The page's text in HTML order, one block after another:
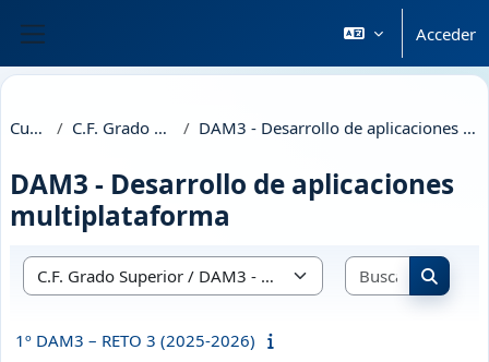
Acceder
Cursos C.F. Grado Superior DAM3 - Desarrollo de aplicaciones multiplataforma
DAM3 - Desarrollo de aplicaciones
multiplataforma
Categorías
Buscar
Buscar
1º DAM3 – RETO 3 (2025-2026)